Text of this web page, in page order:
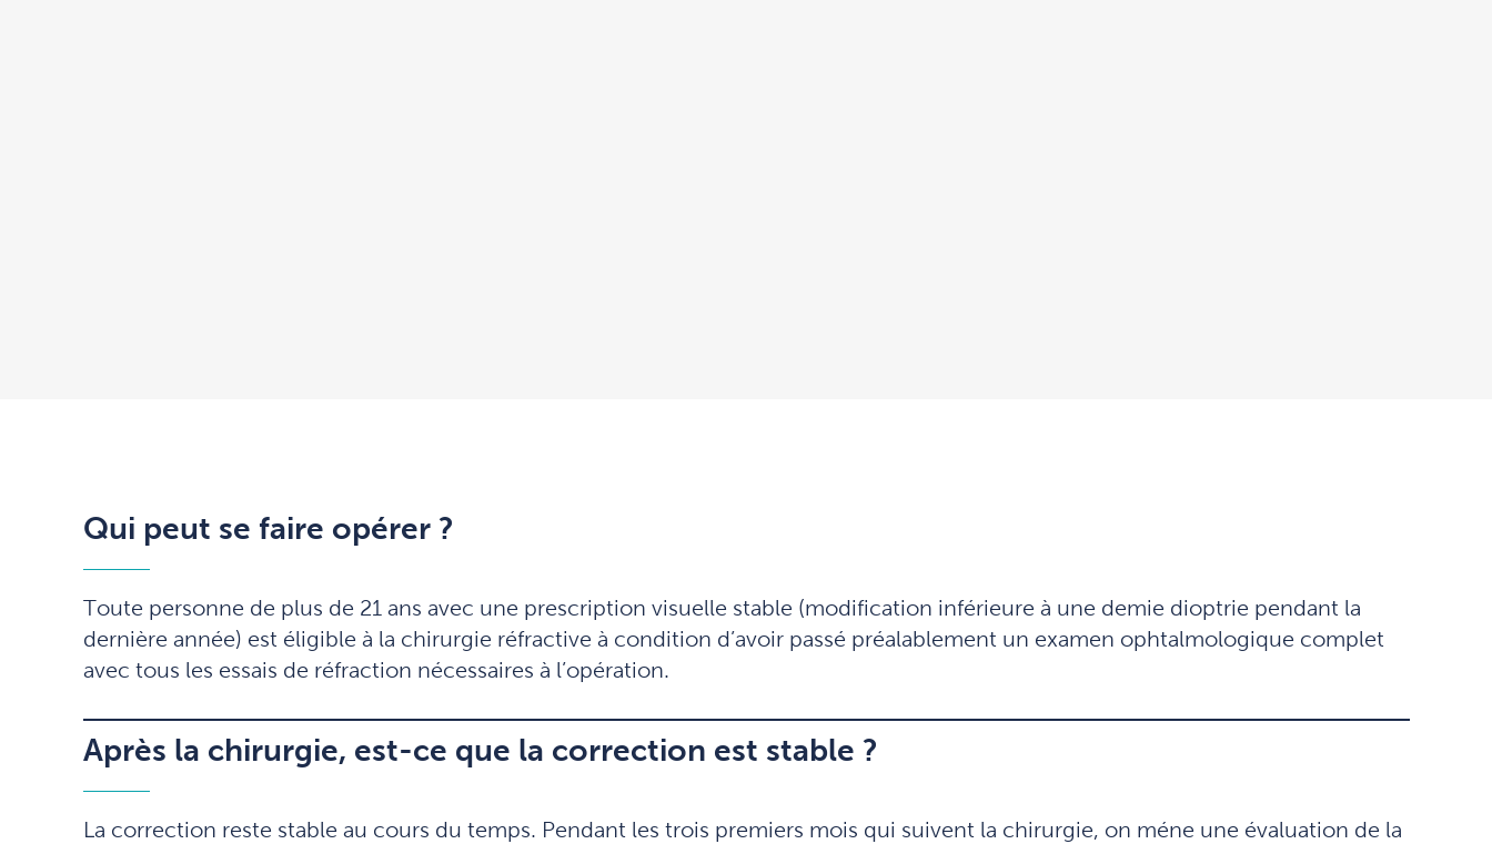
Qui peut se faire opérer ?
Toute personne de plus de 21 ans avec une prescription visuelle stable (modification inférieure à une demie dioptrie pendant la
dernière année) est éligible à la chirurgie réfractive à condition d’avoir passé préalablement un examen ophtalmologique complet
avec tous les essais de réfraction nécessaires à l’opération.
Après la chirurgie, est-ce que la correction est stable ?
La correction reste stable au cours du temps. Pendant les trois premiers mois qui suivent la chirurgie, on méne une évaluation de la